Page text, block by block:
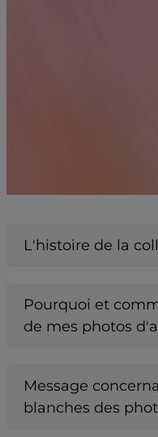
L'histoire de la
Pourquoi et
de mes photos
Message
blanches des